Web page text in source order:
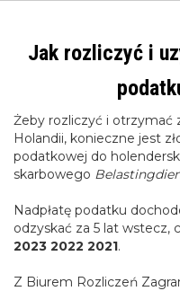
Jak rozliczyć i
Żeby rozliczyć i
Holandii, konieczne jest
podatkowej do
skarbowego
Nadpłatę podatku
odzyskać za 5 lat wstecz,
2023 2022 2021.
Z Biurem Rozliczeń